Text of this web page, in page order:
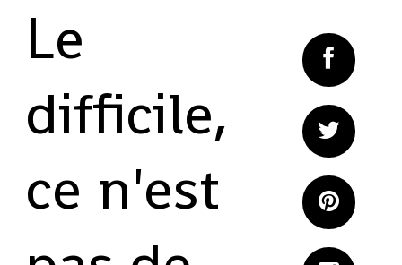
Le
difficile,
ce n'est